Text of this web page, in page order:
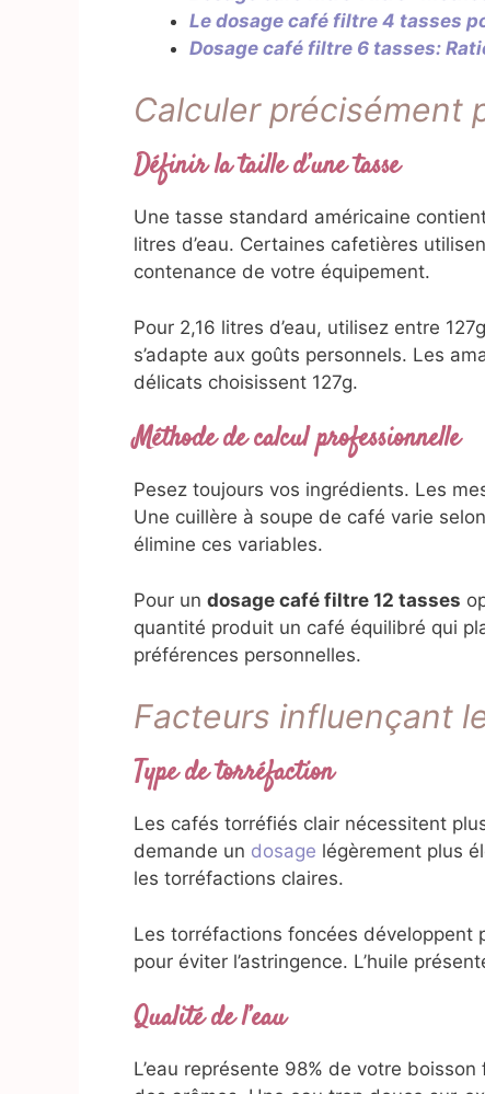
Le dosage café filtre 4 tasses
Dosage café filtre 6 tasses:
Calculer précisément
Définir la taille d’une tasse
Une tasse standard américaine
litres d’eau. Certaines cafetières
contenance de votre équipement.
Pour 2,16 litres d’eau, utilisez entre
s’adapte aux goûts personnels. Les
délicats choisissent 127g.
Méthode de calcul professionnelle
Pesez toujours vos ingrédients. Les
Une cuillère à soupe de café varie
élimine ces variables.
Pour un dosage café filtre 12 tasses
quantité produit un café équilibré qui
préférences personnelles.
Facteurs influençant
Type de torréfaction
Les cafés torréfiés clair nécessitent
demande un dosage légèrement plus
les torréfactions claires.
Les torréfactions foncées développent
pour éviter l’astringence. L’huile
Qualité de l’eau
L’eau représente 98% de votre